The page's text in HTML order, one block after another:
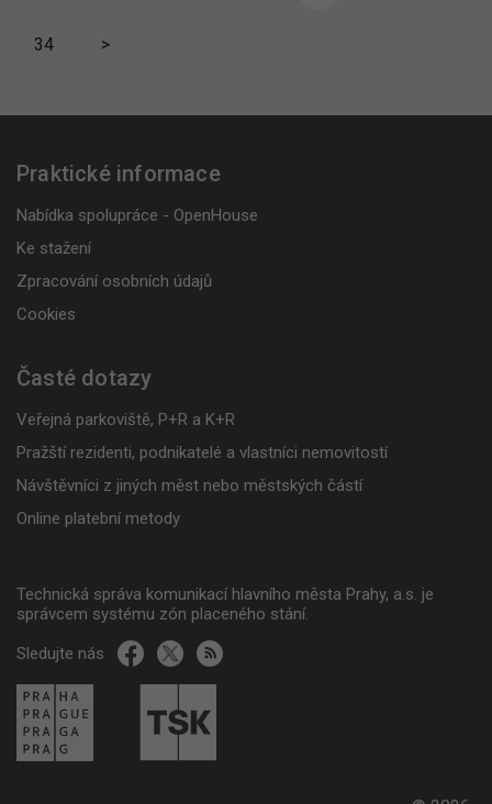
34 >
Praktické informace
Nabídka spolupráce - OpenHouse
Ke stažení
Zpracování osobních údajů
Cookies
Časté dotazy
Veřejná parkoviště, P+R a K+R
Pražští rezidenti, podnikatelé a vlastníci nemovitostí
Návštěvníci z jiných měst nebo městských částí
Online platební metody
Technická správa komunikací hlavního města Prahy, a.s. je
správcem systému zón placeného stání.
Sledujte nás